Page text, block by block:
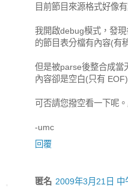
目前節目來源格式好像
我開啟debug模式，發現
的節目表分檔有內容(有
但是被parse後整合成當
內容卻是空白(只有 EOF)
可否請您撥空看一下呢。
-umc
回覆
匿名 2009年3月21日 中